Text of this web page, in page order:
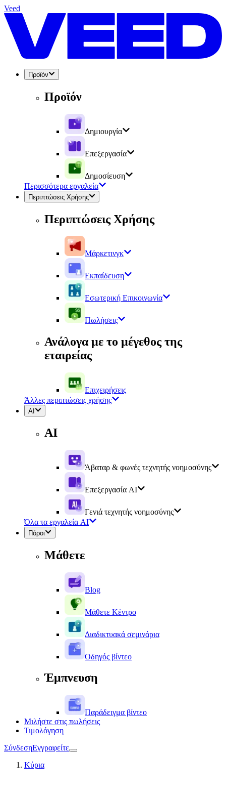
Veed
Προϊόν
Προϊόν
Δημιουργία
Επεξεργασία
Δημοσίευση
Περισσότερα εργαλεία
Περιπτώσεις Χρήσης
Περιπτώσεις Χρήσης
Μάρκετινγκ
Εκπαίδευση
Εσωτερική Επικοινωνία
Πωλήσεις
Ανάλογα με το μέγεθος της
εταιρείας
Επιχειρήσεις
Άλλες περιπτώσεις χρήσης
AI
AI
Άβαταρ & φωνές τεχνητής νοημοσύνης
Επεξεργασία AI
Γενιά τεχνητής νοημοσύνης
Όλα τα εργαλεία AI
Πόροι
Μάθετε
Blog
Μάθετε Κέντρο
Διαδικτυακά σεμινάρια
Οδηγός βίντεο
Έμπνευση
Παράδειγμα βίντεο
Μιλήστε στις πωλήσεις
Τιμολόγηση
ΣύνδεσηΕγγραφείτε
Κύρια